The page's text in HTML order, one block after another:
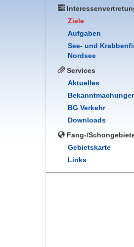
Ziele
Aufgaben
See- und
Nordsee
Services
Aktuelles
BG Verkehr
Downloads
Fang-/
Gebietskarte
Links